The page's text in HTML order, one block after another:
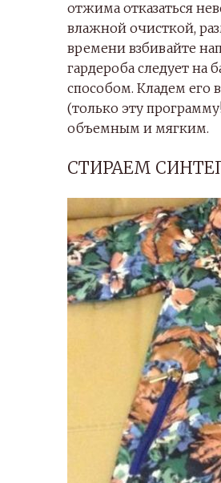
отжима отказаться
влажной очисткой,
времени взбивайте
гардероба следует
способом. Кладем его
(только эту
объемным и мягким.
СТИРАЕМ